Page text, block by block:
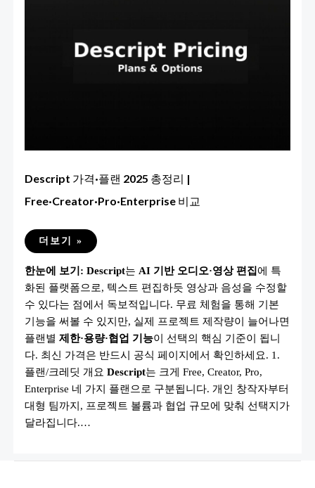
Descript 가격·플랜 2025 총정리 |
Free·Creator·Pro·Enterprise 비교
DESCRIPT
·
랜
2025
총
정
리
|
FREE·CREATOR·PRO·ENTERPRISE
비
교
더보기 »
한눈에 보기: Descript는 AI 기반 오디오·영상 편집에 특
화된 플랫폼으로, 텍스트 편집하듯 영상과 음성을 수정할
수 있다는 점에서 독보적입니다. 무료 체험을 통해 기본
기능을 써볼 수 있지만, 실제 프로젝트 제작량이 늘어나면
플랜별 제한·용량·협업 기능이 선택의 핵심 기준이 됩니
다. 최신 가격은 반드시 공식 페이지에서 확인하세요. 1.
플랜/크레딧 개요 Descript는 크게 Free, Creator, Pro,
Enterprise 네 가지 플랜으로 구분됩니다. 개인 창작자부터
대형 팀까지, 프로젝트 볼륨과 협업 규모에 맞춰 선택지가
달라집니다.…